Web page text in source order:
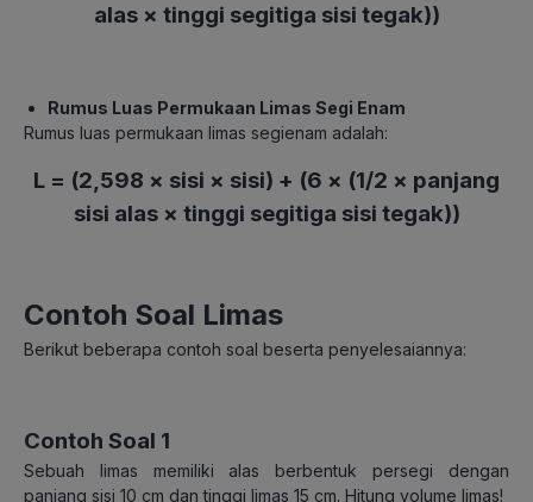
alas × tinggi segitiga sisi tegak))
Rumus Luas Permukaan Limas Segi Enam
Rumus luas permukaan limas segienam adalah:
L = (2,598 × sisi × sisi) + (6 × (1/2 × panjang
sisi alas × tinggi segitiga sisi tegak))
Contoh Soal Limas
Berikut beberapa contoh soal beserta penyelesaiannya:
Contoh Soal 1
Sebuah limas memiliki alas berbentuk persegi dengan
panjang sisi 10 cm dan tinggi limas 15 cm. Hitung volume limas!